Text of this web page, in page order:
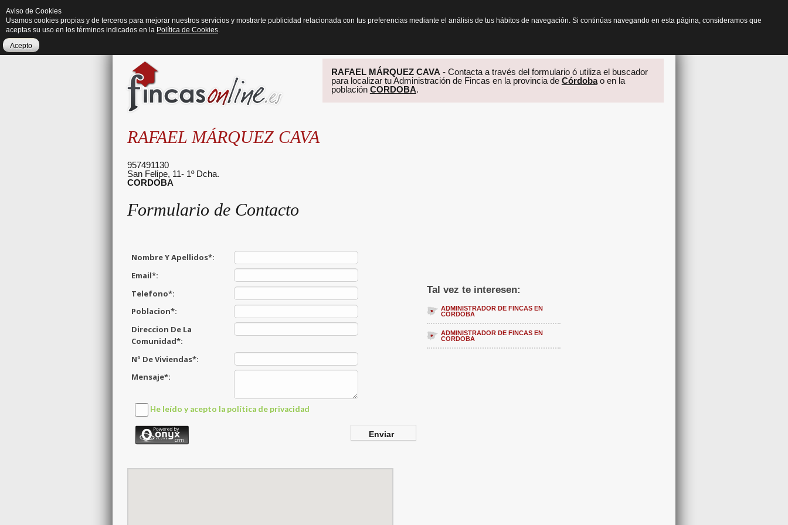
RAFAEL MÁRQUEZ CAVA - Contacta a través del formulario ó utiliza el buscador
para localizar tu Administración de Fincas en la provincia de Córdobao en la
población CORDOBA.
Tal vez te interesen:
ADMINISTRADOR DE FINCAS EN
CÓRDOBA
ADMINISTRADOR DE FINCAS EN
CORDOBA
RAFAEL MÁRQUEZ CAVA
957491130
San Felipe, 11- 1º Dcha.
CORDOBA
Formulario de Contacto
Aviso de Cookies
Usamos cookies propias y de terceros para mejorar nuestros servicios y mostrarte publicidad relacionada con tus preferencias mediante el análisis de tus hábitos de navegación. Si continúas navegando en esta página, consideramos que
aceptas su uso en los términos indicados en la Política de Cookies.
Acepto